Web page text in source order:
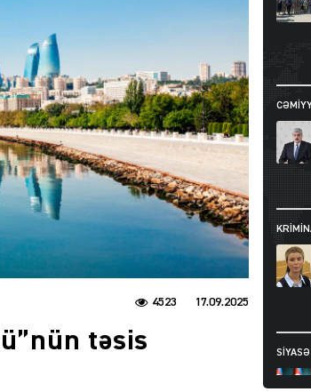
17.09.2025
4523
təsis